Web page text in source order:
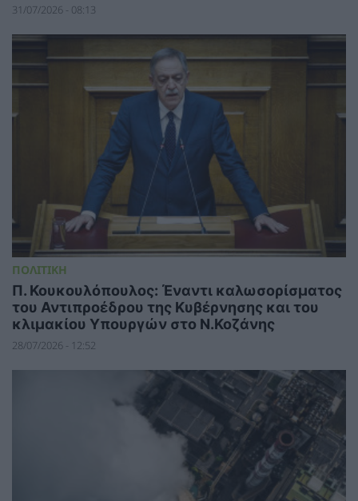
31/07/2026 - 08:13
ΠΟΛΙΤΙΚΗ
Π. Κουκουλόπουλος: Έναντι καλωσορίσματος
του Αντιπροέδρου της Κυβέρνησης και του
κλιμακίου Υπουργών στο Ν.Κοζάνης
28/07/2026 - 12:52